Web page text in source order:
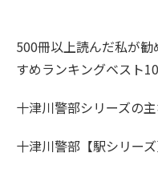
500冊以上読んだ私が
すめランキングベスト10
十津川警部シリーズの
十津川警部【駅シリー